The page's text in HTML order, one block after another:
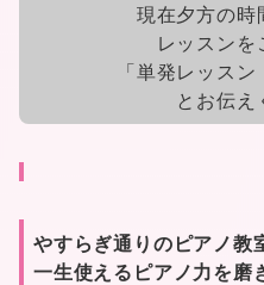
現在夕方の時
レッスンを
「単発レッスン
とお伝え
やすらぎ通りのピアノ教
一生使えるピアノ力を磨